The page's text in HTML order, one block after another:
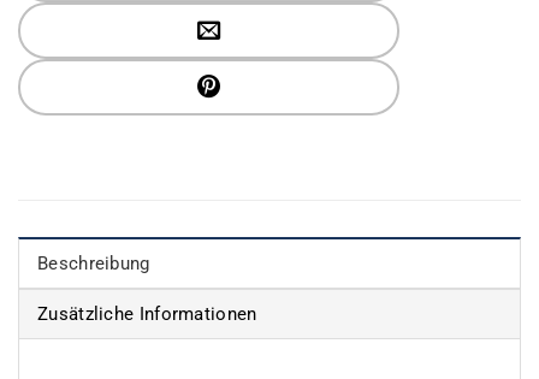
Beschreibung
Zusätzliche Informationen